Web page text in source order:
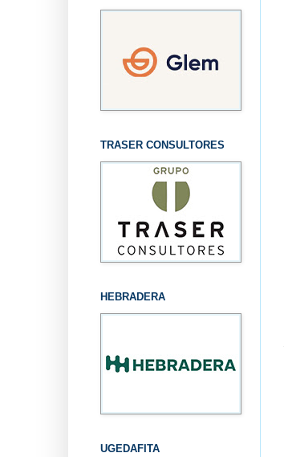
TRASER CONSULTORES
HEBRADERA
UGEDAFITA